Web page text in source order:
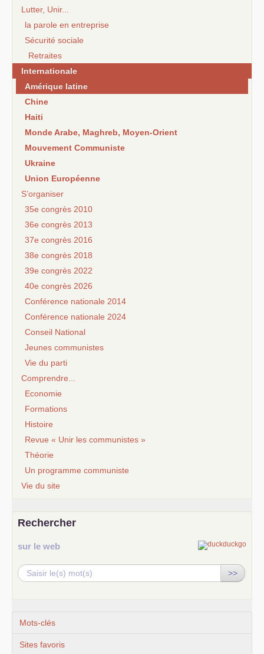
Lutter, Unir...
la parole en entreprise
Sécurité sociale
Retraites
Internationale
Amérique latine
Chine
Haiti
Monde Arabe, Maghreb, Moyen-Orient
Mouvement Communiste
Ukraine
Union Européenne
S’organiser
35e congrès 2010
36e congrès 2013
37e congrès 2016
38e congrès 2018
39e congrès 2022
40e congrès 2026
Conférence nationale 2014
Conférence nationale 2024
Conseil National
Jeunes communistes
Vie du parti
Comprendre...
Economie
Formations
Histoire
Revue « Unir les communistes »
Théorie
Un programme communiste
Vie du site
Rechercher
sur le web
>>
Mots-clés
Sites favoris